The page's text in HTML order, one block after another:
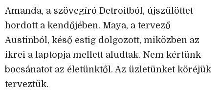
Amanda, a szövegíró Detroitból, újszülöttet
hordott a kendőjében. Maya, a tervező
Austinból, késő estig dolgozott, miközben az
ikrei a laptopja mellett aludtak. Nem kértünk
bocsánatot az életünktől. Az üzletünket köréjük
terveztük.